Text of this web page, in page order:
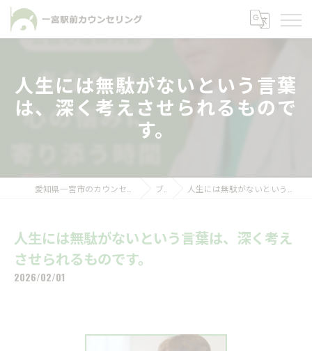
人生には無駄がないという言葉
は、深く考えさせられるもので
す。
ブログ 人生には無駄がないという言葉は、深く考えさせられるものです。
人生には無駄がないという言葉は、深く考え
させられるものです。
2026/02/01